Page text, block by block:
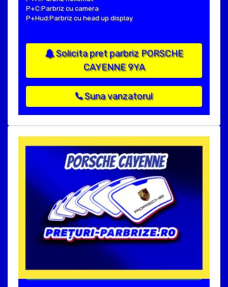
P+C:Parbriz cu camera
P+Hud:Parbriz cu head up display
Solicita pret parbriz PORSCHE
CAYENNE 9YA
Suna vanzatorul